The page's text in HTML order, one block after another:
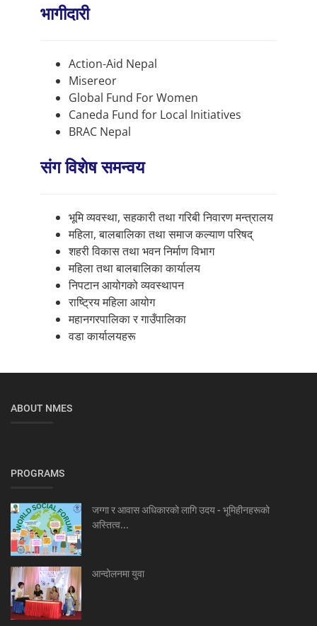
भागीदारी
Action-Aid Nepal
Misereor
Global Fund For Women
Caneda Fund for Local Initiatives
BRAC Nepal
संग विशेष समन्वय
भूमि व्यवस्था, सहकारी तथा गरिबी निवारण मन्त्रालय
महिला, बालबालिका तथा समाज कल्याण परिषद्
शहरी विकास तथा भवन निर्माण विभाग
महिला तथा बालबालिका कार्यालय
निपटान आयोगको व्यवस्थापन
राष्ट्रिय महिला आयोग
महानगरपालिका र गाउँपालिका
वडा कार्यालयहरू
ABOUT NMES
PROGRAMS
जग्गा र आवास अधिकारको लागि उदय - भूमिहीनहरूको
अस्तित्व...
आन्दोलनमा युवा